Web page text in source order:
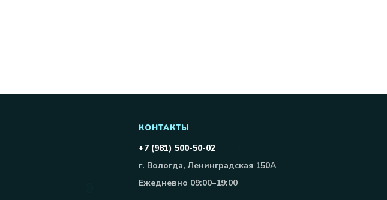
КОНТАКТЫ
+7 (981) 500-50-02
г. Вологда, Ленинградская 150А
Ежедневно 09:00–19:00